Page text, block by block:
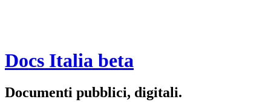
Docs Italia beta
Documenti pubblici, digitali.